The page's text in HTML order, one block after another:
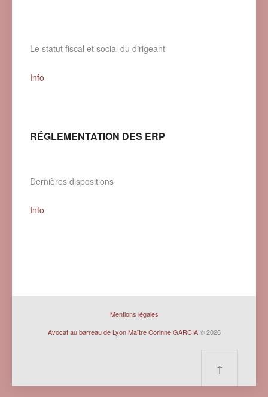
Le statut fiscal et social du dirigeant
Info
RÉGLEMENTATION DES ERP
Dernières dispositions
Info
Mentions légales
Avocat au barreau de Lyon Maître Corinne GARCIA© 2026
↑